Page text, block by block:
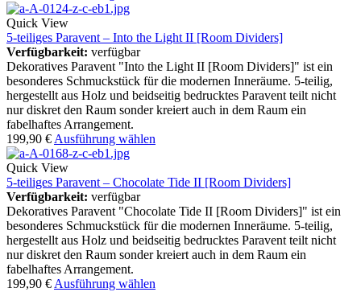
Quick View
5-teiliges Paravent – Into the Light II [Room Dividers]
Verfügbarkeit: verfügbar
Dekoratives Paravent "Into the Light II [Room Dividers]" ist ein
besonderes Schmuckstück für die modernen Inneräume. 5-teilig,
hergestellt aus Holz und beidseitig bedrucktes Paravent teilt nicht
nur diskret den Raum sonder kreiert auch in dem Raum ein
fabelhaftes Arrangement.
199,90 € Ausführung wählen
Quick View
5-teiliges Paravent – Chocolate Tide II [Room Dividers]
Verfügbarkeit: verfügbar
Dekoratives Paravent "Chocolate Tide II [Room Dividers]" ist ein
besonderes Schmuckstück für die modernen Inneräume. 5-teilig,
hergestellt aus Holz und beidseitig bedrucktes Paravent teilt nicht
nur diskret den Raum sonder kreiert auch in dem Raum ein
fabelhaftes Arrangement.
199,90 € Ausführung wählen